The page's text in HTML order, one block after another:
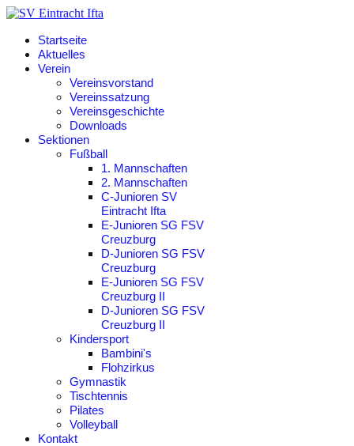
Startseite
Aktuelles
Verein
Vereinsvorstand
Vereinssatzung
Vereinsgeschichte
Downloads
Sektionen
Fußball
1. Mannschaften
2. Mannschaften
C-Junioren SV
Eintracht Ifta
E-Junioren SG FSV
Creuzburg
D-Junioren SG FSV
Creuzburg
E-Junioren SG FSV
Creuzburg II
D-Junioren SG FSV
Creuzburg II
Kindersport
Bambini's
Flohzirkus
Gymnastik
Tischtennis
Pilates
Volleyball
Kontakt